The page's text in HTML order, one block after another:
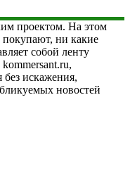
проектом. На этом
покупают, ни какие
собой ленту
искажения,
новостей